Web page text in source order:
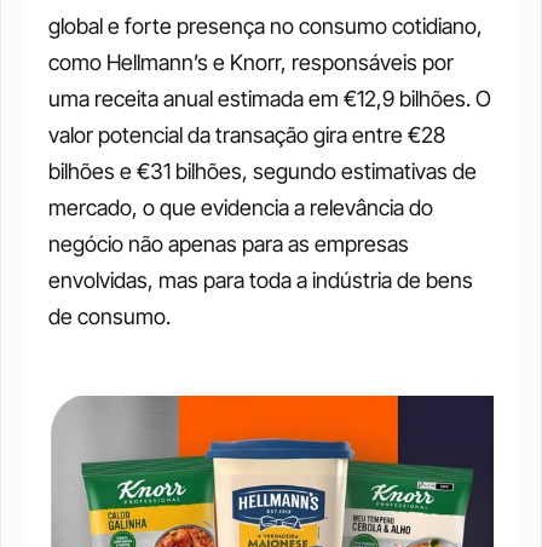
global e forte presença no consumo cotidiano,
como Hellmann’s e Knorr, responsáveis por
uma receita anual estimada em €12,9 bilhões. O
valor potencial da transação gira entre €28
bilhões e €31 bilhões, segundo estimativas de
mercado, o que evidencia a relevância do
negócio não apenas para as empresas
envolvidas, mas para toda a indústria de bens
de consumo.